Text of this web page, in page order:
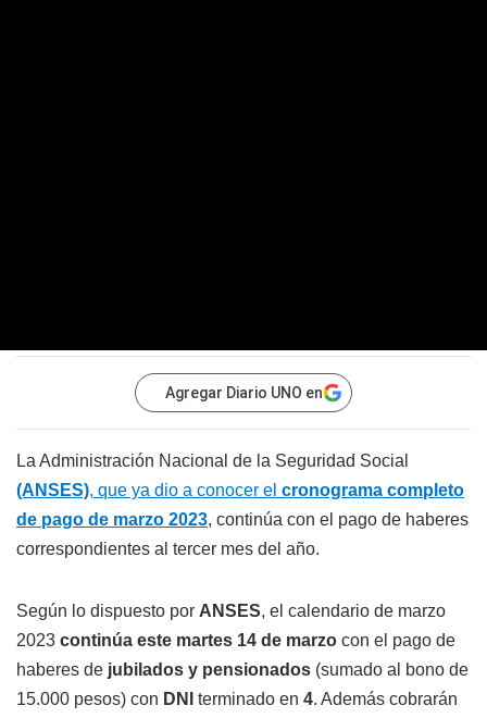
Agregar Diario UNO en
La Administración Nacional de la Seguridad Social
(ANSES), que ya dio a conocer el cronograma completo
de pago de marzo 2023, continúa con el pago de haberes
correspondientes al tercer mes del año.
Según lo dispuesto por ANSES, el calendario de marzo
2023 continúa este martes 14 de marzo con el pago de
haberes de jubilados y pensionados (sumado al bono de
15.000 pesos) con DNI terminado en 4. Además cobrarán